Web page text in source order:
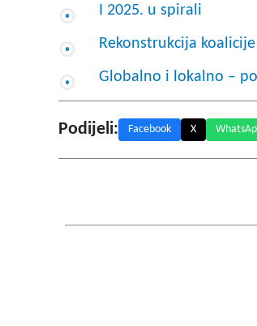
I 2025. u spirali
Rekonstrukcija koalicije
Globalno i lokalno –
Podijeli: Facebook X